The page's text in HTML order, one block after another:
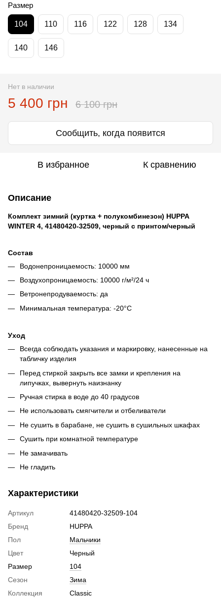
Размер
104 110 116 122 128 134
140 146
Нет в наличии
5 400 грн 6 100 грн
Сообщить, когда появится
В избранное К сравнению
Описание
Комплект зимний (куртка + полукомбинезон) HUPPA
WINTER 4, 41480420-32509, черный с принтом/черный
Состав
Водонепроницаемость: 10000 мм
Воздухопроницаемость: 10000 г/м²/24 ч
Ветронепродуваемость: да
Минимальная температура: -20°C
Уход
Всегда соблюдать указания и маркировку, нанесенные на
табличку изделия
Перед стиркой закрыть все замки и крепления на
липучках, вывернуть наизнанку
Ручная стирка в воде до 40 градусов
Не использовать смягчители и отбеливатели
Не сушить в барабане, не сушить в сушильных шкафах
Сушить при комнатной температуре
Не замачивать
Не гладить
Характеристики
Артикул
41480420-32509-104
Бренд
HUPPA
Пол
Мальчики
Цвет
Черный
Размер
104
Сезон
Зима
Коллекция
Classic